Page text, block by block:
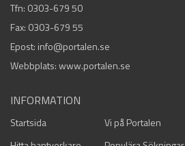
Tfn: 0303-679 50
Fax: 0303-679 55
Epost: info@portalen.se
Webbplats: www.portalen.se
INFORMATION
Startsida Vi på Portalen